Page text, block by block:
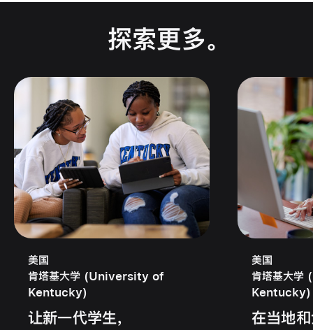
探索更多。
美国
肯塔基大学 (University of
Kentucky)
让新一代学生，
美国
肯塔基大
Kentucky)
在当地和